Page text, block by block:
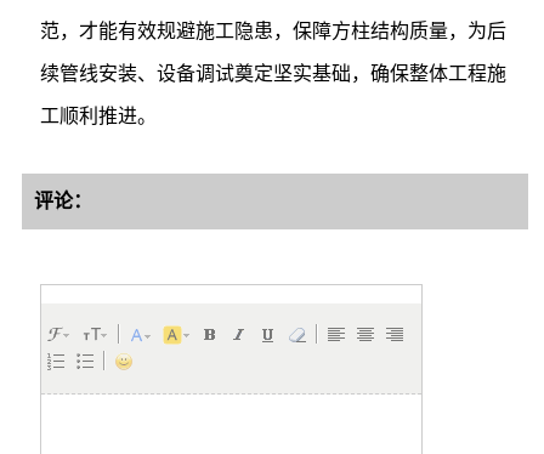
范，才能有效规避施工隐患，保障方柱结构质量，为后
续管线安装、设备调试奠定坚实基础，确保整体工程施
工顺利推进。
评论：